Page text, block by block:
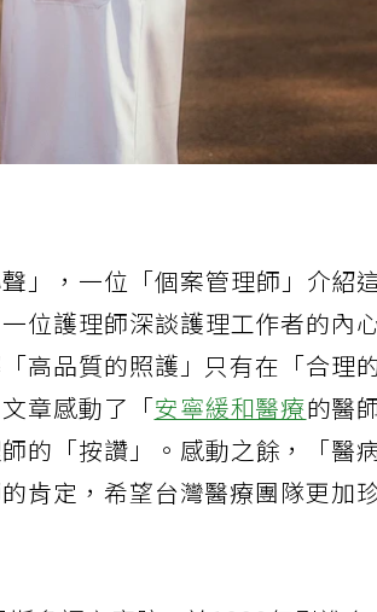
」，一位「個案管理師」介紹
位護理師深談護理工作者的內
高品質的照護」只有在「合理
章感動了「安寧緩和醫療的醫
的「按讚」。感動之餘，「醫
肯定，希望台灣醫療團隊更加